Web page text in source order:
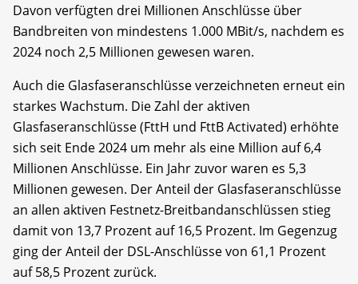
Davon verfügten drei Millionen Anschlüsse über
Bandbreiten von mindestens 1.000 MBit/s, nachdem es
2024 noch 2,5 Millionen gewesen waren.
Auch die Glasfaseranschlüsse verzeichneten erneut ein
starkes Wachstum. Die Zahl der aktiven
Glasfaseranschlüsse (FttH und FttB Activated) erhöhte
sich seit Ende 2024 um mehr als eine Million auf 6,4
Millionen Anschlüsse. Ein Jahr zuvor waren es 5,3
Millionen gewesen. Der Anteil der Glasfaseranschlüsse
an allen aktiven Festnetz-Breitbandanschlüssen stieg
damit von 13,7 Prozent auf 16,5 Prozent. Im Gegenzug
ging der Anteil der DSL-Anschlüsse von 61,1 Prozent
auf 58,5 Prozent zurück.